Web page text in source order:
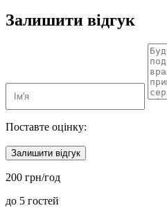
Залишити відгук
Поставте оцінку:
Залишити відгук
200 грн/год
до 5 гостей